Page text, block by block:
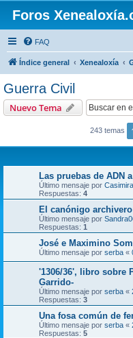
Foros
FAQ
Índice general Xenealoxía
Guerra Civil
Nuevo Tema
243 temas
Las pruebas de ADN
Último mensaje por
Respuestas: 4
El canónigo
Último mensaje por
Respuestas: 1
José e Maximino
Último mensaje por serba «
'1306/36', libro sobre
Garrido-
Último mensaje por serba «
Respuestas: 3
Una fosa común de
Último mensaje por serba «
Respuestas: 5